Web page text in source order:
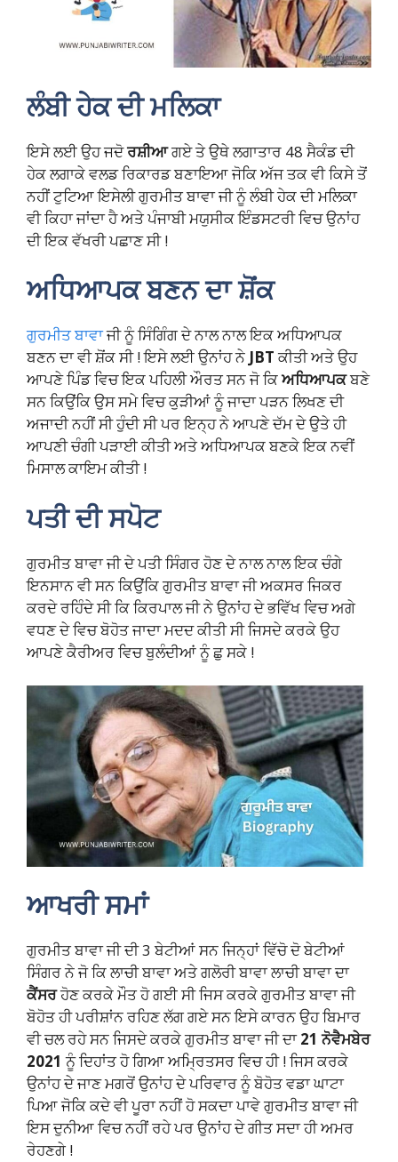
ਲੰਬੀ ਹੇਕ ਦੀ ਮਲਿਕਾ
ਇਸੇ ਲਈ ਉਹ ਜਦੋਰਸ਼ੀਆਗਏ ਤੇ ਉਥੇ ਲਗਾਤਾਰ 48 ਸੈਕੰਡ ਦੀ
ਹੇਕ ਲਗਾਕੇ ਵਲਡ ਰਿਕਾਰਡ ਬਣਾਇਆ ਜੋਕਿ ਅੱਜ ਤਕ ਵੀ ਕਿਸੇ ਤੋਂ
ਨਹੀਂ ਟੁਟਿਆ ਇਸੇਲੀ ਗੁਰਮੀਤ ਬਾਵਾ ਜੀ ਨੂੰ ਲੰਬੀ ਹੇਕ ਦੀ ਮਲਿਕਾ
ਵੀ ਕਿਹਾ ਜਾਂਦਾ ਹੈ ਅਤੇ ਪੰਜਾਬੀ ਮਯੁਸੀਕ ਇੰਡਸਟਰੀ ਵਿਚ ਉਨਾਂਹ
ਦੀ ਇਕ ਵੱਖਰੀ ਪਛਾਣ ਸੀ !
ਅਧਿਆਪਕ ਬਣਨ ਦਾ ਸ਼ੋਂਕ
ਗੁਰਮੀਤ ਬਾਵਾਜੀ ਨੂੰ ਸਿੰਗਿੰਗ ਦੇ ਨਾਲ ਨਾਲ ਇਕ ਅਧਿਆਪਕ
ਬਣਨ ਦਾ ਵੀ ਸ਼ੋਂਕ ਸੀ ! ਇਸੇ ਲਈ ਉਨਾਂਹ ਨੇ JBTਕੀਤੀ ਅਤੇ ਉਹ
ਆਪਣੇ ਪਿੰਡ ਵਿਚ ਇਕ ਪਹਿਲੀ ਔਰਤ ਸਨ ਜੋ ਕਿਅਧਿਆਪਕਬਣੇ
ਸਨ ਕਿਉਂਕਿ ਉਸ ਸਮੇ ਵਿਚ ਕੁੜੀਆਂ ਨੂੰ ਜਾਦਾ ਪੜਨ ਲਿਖਣ ਦੀ
ਅਜਾਦੀ ਨਹੀਂ ਸੀ ਹੁੰਦੀ ਸੀ ਪਰ ਇਨ੍ਹ ਨੇ ਆਪਣੇ ਦੱਮ ਦੇ ਉਤੇ ਹੀ
ਆਪਣੀ ਚੰਗੀ ਪੜਾਈ ਕੀਤੀ ਅਤੇ ਅਧਿਆਪਕ ਬਣਕੇ ਇਕ ਨਵੀਂ
ਮਿਸਾਲ ਕਾਇਮ ਕੀਤੀ !
ਪਤੀ ਦੀ ਸਪੋਟ
ਗੁਰਮੀਤ ਬਾਵਾ ਜੀ ਦੇ ਪਤੀ ਸਿੰਗਰ ਹੋਣ ਦੇ ਨਾਲ ਨਾਲ ਇਕ ਚੰਗੇ
ਇਨਸਾਨ ਵੀ ਸਨ ਕਿਉਂਕਿ ਗੁਰਮੀਤ ਬਾਵਾ ਜੀ ਅਕਸਰ ਜਿਕਰ
ਕਰਦੇ ਰਹਿੰਦੇ ਸੀ ਕਿ ਕਿਰਪਾਲ ਜੀ ਨੇ ਉਨਾਂਹ ਦੇ ਭਵਿੱਖ ਵਿਚ ਅਗੇ
ਵਧਣ ਦੇ ਵਿਚ ਬੋਹੋਤ ਜਾਦਾ ਮਦਦ ਕੀਤੀ ਸੀ ਜਿਸਦੇ ਕਰਕੇ ਉਹ
ਆਪਣੇ ਕੈਰੀਅਰ ਵਿਚ ਬੁਲੰਦੀਆਂ ਨੂੰ ਛੁ ਸਕੇ !
ਆਖਰੀ ਸਮਾਂ
ਗੁਰਮੀਤ ਬਾਵਾ ਜੀ ਦੀ 3 ਬੇਟੀਆਂ ਸਨ ਜਿਨ੍ਹਾਂ ਵਿੱਚੋ ਦੋ ਬੇਟੀਆਂ
ਸਿੰਗਰ ਨੇ ਜੋ ਕਿ ਲਾਚੀ ਬਾਵਾ ਅਤੇ ਗਲੋਰੀ ਬਾਵਾ ਲਾਚੀ ਬਾਵਾ ਦਾ
ਕੈਂਸਰਹੋਣ ਕਰਕੇ ਮੌਤ ਹੋ ਗਈ ਸੀ ਜਿਸ ਕਰਕੇ ਗੁਰਮੀਤ ਬਾਵਾ ਜੀ
ਬੋਹੋਤ ਹੀ ਪਰੀਸ਼ਾਂਨ ਰਹਿਣ ਲੱਗ ਗਏ ਸਨ ਇਸੇ ਕਾਰਨ ਉਹ ਬਿਮਾਰ
ਵੀ ਚਲ ਰਹੇ ਸਨ ਜਿਸਦੇ ਕਰਕੇ ਗੁਰਮੀਤ ਬਾਵਾ ਜੀ ਦਾ21 ਨੋਵੈਮਬੇਰ
2021 ਨੂੰ ਦਿਹਾਂਤ ਹੋ ਗਿਆ ਅਮ੍ਰਿਤਸਰ ਵਿਚ ਹੀ ! ਜਿਸ ਕਰਕੇ
ਉਨਾਂਹ ਦੇ ਜਾਣ ਮਗਰੋਂ ਉਨਾਂਹ ਦੇ ਪਰਿਵਾਰ ਨੂੰ ਬੋਹੋਤ ਵਡਾ ਘਾਟਾ
ਪਿਆ ਜੋਕਿ ਕਦੇ ਵੀ ਪੂਰਾ ਨਹੀਂ ਹੋ ਸਕਦਾ ਪਾਵੇ ਗੁਰਮੀਤ ਬਾਵਾ ਜੀ
ਇਸ ਦੁਨੀਆ ਵਿਚ ਨਹੀਂ ਰਹੇ ਪਰ ਉਨਾਂਹ ਦੇ ਗੀਤ ਸਦਾ ਹੀ ਅਮਰ
ਰੇਹਣਗੇ !